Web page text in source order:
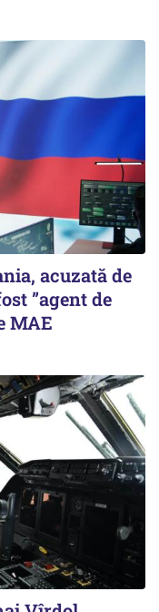
acuzată de
”agent de
MAE